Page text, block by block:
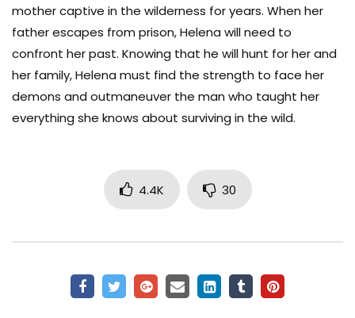
PRODUCTION
Michelle Côté
COSTUME & MAKE-UP
Michelle Côté
COSTUME & MAKE-UP
COSTUME & MAKE-UP
mother captive in the wilderness for years. When her
father escapes from prison, Helena will need to
confront her past. Knowing that he will hunt for her and
her family, Helena must find the strength to face her
demons and outmaneuver the man who taught her
everything she knows about surviving in the wild.
4.4K 30